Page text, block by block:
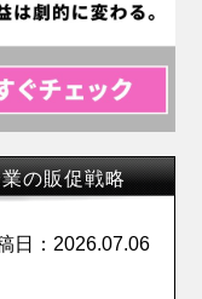
の販促戦略
日：2026.07.06